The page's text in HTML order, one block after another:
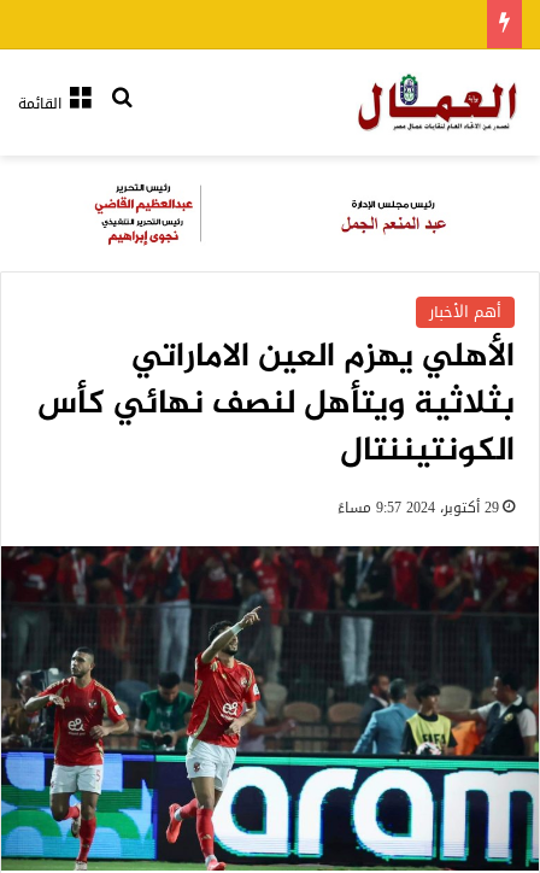
القائمةبحث عن
أهم الأخبار
الأهلي يهزم العين الاماراتي
بثلاثية ويتأهل لنصف نهائي كأس
الكونتيننتال
29 أكتوبر، 2024 9:57 مساءً